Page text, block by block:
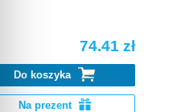
74.41 zł
Do koszyka
Na prezent